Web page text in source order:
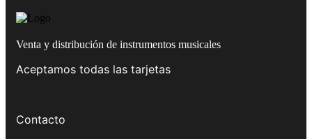
Venta y distribución de instrumentos musicales
Aceptamos todas las tarjetas
Contacto